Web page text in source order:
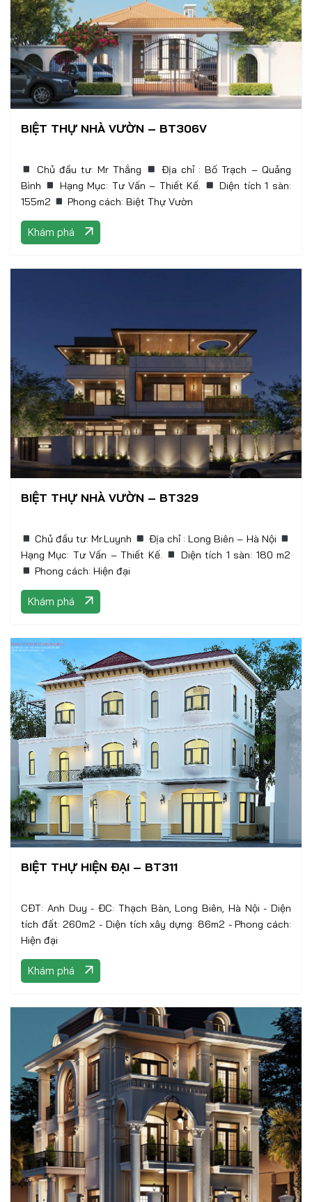
BIỆT THỰ NHÀ VƯỜN – BT306V
Chủ đầu tư: Mr Thắng
Địa chỉ : Bố Trạch – Quảng
Bình
Hạng Mục: Tư Vấn – Thiết Kế.
Diện tích 1 sàn:
155m2
Phong cách: Biệt Thự Vườn
Khám phá
BIỆT THỰ NHÀ VƯỜN – BT329
Chủ đầu tư: Mr.Luynh
Địa chỉ : Long Biên – Hà Nội
Hạng Mục: Tư Vấn – Thiết Kế.
Phong cách: Hiện đại
Khám phá
BIỆT THỰ HIỆN ĐẠI – BT311
CĐT: Anh Duy - ĐC: Thạch Bàn, Long Biên, Hà Nội - Diện
tích đất: 260m2 - Diện tích xây dựng: 86m2 - Phong cách:
Hiện đại
Khám phá